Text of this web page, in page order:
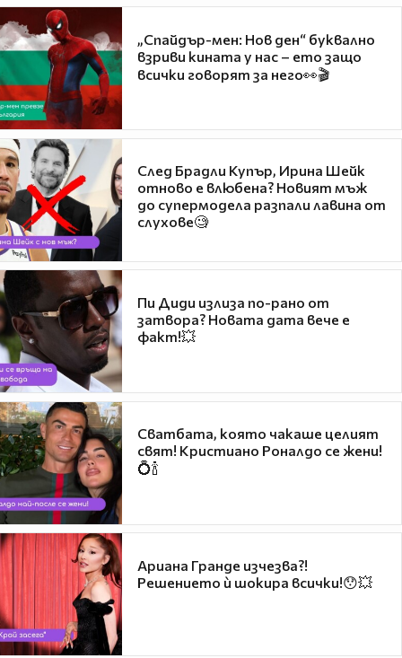
„Спайдър-мен: Нов ден“ буквално
взриви кината у нас – ето защо
всички говорят за него👀🎬
След Брадли Купър, Ирина Шейк
отново е влюбена? Новият мъж
до супермодела разпали лавина от
слухове🧐
Пи Диди излиза по-рано от
затвора? Новата дата вече е
факт!💥
Сватбата, която чакаше целият
свят! Кристиано Роналдо се жени!
💍🍾
Ариана Гранде изчезва?!
Решението ѝ шокира всички!😯💥